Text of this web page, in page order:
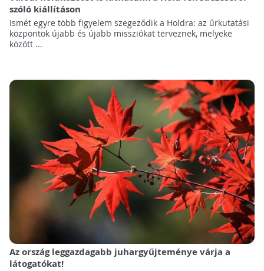
szóló kiállításon
Ismét egyre több figyelem szegeződik a Holdra: az űrkutatási
központok újabb és újabb missziókat terveznek, melyeke
között ...
Az ország leggazdagabb juhargyűjteménye várja a
látogatókat!